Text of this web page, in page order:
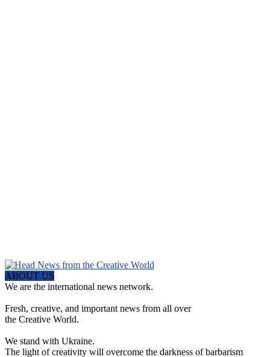
ABOUT US
We are the international news network.
Fresh, creative, and important news from all over
the Creative World.
We stand with Ukraine.
The light of creativity will overcome the darkness of barbarism